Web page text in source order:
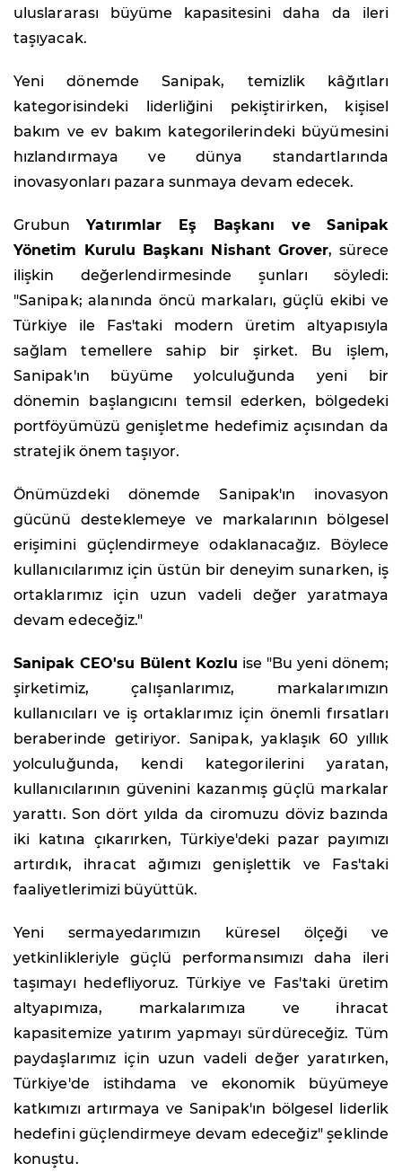
uluslararası büyüme kapasitesini daha da ileri
taşıyacak.
Yeni dönemde Sanipak, temizlik kâğıtları
kategorisindeki liderliğini pekiştirirken, kişisel
bakım ve ev bakım kategorilerindeki büyümesini
hızlandırmaya ve dünya standartlarında
inovasyonları pazara sunmaya devam edecek.
GrubunYatırımlar Eş Başkanı ve Sanipak
Yönetim Kurulu Başkanı Nishant Grover, sürece
ilişkin değerlendirmesinde şunları söyledi:
"Sanipak; alanında öncü markaları, güçlü ekibi ve
Türkiye ile Fas'taki modern üretim altyapısıyla
sağlam temellere sahip bir şirket. Bu işlem,
Sanipak'ın büyüme yolculuğunda yeni bir
dönemin başlangıcını temsil ederken, bölgedeki
portföyümüzü genişletme hedefimiz açısından da
stratejik önem taşıyor.
Önümüzdeki dönemde Sanipak'ın inovasyon
gücünü desteklemeye ve markalarının bölgesel
erişimini güçlendirmeye odaklanacağız. Böylece
kullanıcılarımız için üstün bir deneyim sunarken, iş
ortaklarımız için uzun vadeli değer yaratmaya
devam edeceğiz."
Sanipak CEO'su Bülent Kozlu ise "Bu yeni dönem;
şirketimiz, çalışanlarımız, markalarımızın
kullanıcıları ve iş ortaklarımız için önemli fırsatları
beraberinde getiriyor. Sanipak, yaklaşık 60 yıllık
yolculuğunda, kendi kategorilerini yaratan,
kullanıcılarının güvenini kazanmış güçlü markalar
yarattı. Son dört yılda da ciromuzu döviz bazında
iki katına çıkarırken, Türkiye'deki pazar payımızı
artırdık, ihracat ağımızı genişlettik ve Fas'taki
faaliyetlerimizi büyüttük.
Yeni sermayedarımızın küresel ölçeği ve
yetkinlikleriyle güçlü performansımızı daha ileri
taşımayı hedefliyoruz. Türkiye ve Fas'taki üretim
altyapımıza, markalarımıza ve ihracat
kapasitemize yatırım yapmayı sürdüreceğiz. Tüm
paydaşlarımız için uzun vadeli değer yaratırken,
Türkiye'de istihdama ve ekonomik büyümeye
katkımızı artırmaya ve Sanipak'ın bölgesel liderlik
hedefini güçlendirmeye devam edeceğiz" şeklinde
konuştu.